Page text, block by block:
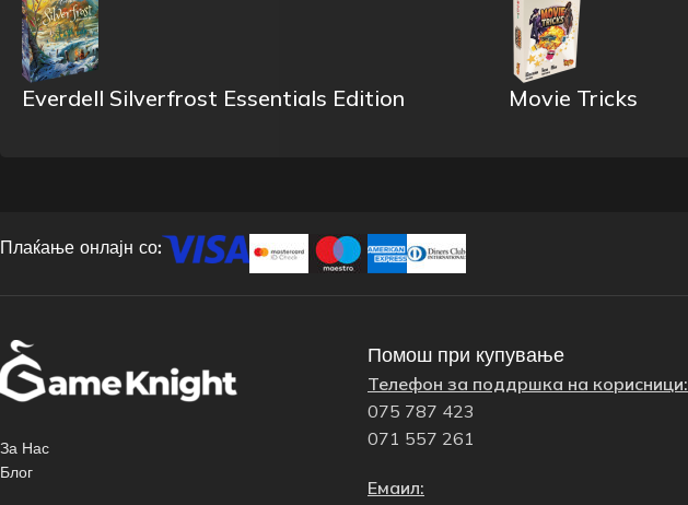
Everdell Silverfrost Essentials Edition Movie Tricks
Плаќање онлајн со:
За Нас
Блог
Помош при купување
Телефон за поддршка на корисници:
075 787 423
071 557 261
Емаил: